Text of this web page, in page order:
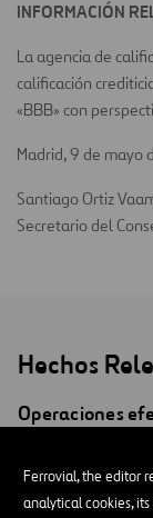
Ferrovial, the editor
analytical cookies,
INFORMACIÓN
La agencia de
calificación
«BBB» con
Madrid, 9 de mayo
Santiago Ortiz
Secretario del
Hechos
Operaciones
y el 31 de julio
04/08/2026